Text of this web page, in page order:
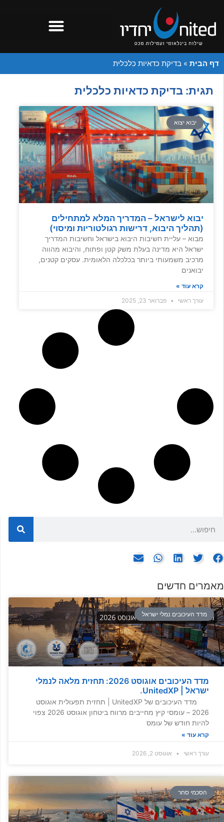
דף הבית » בדיקת כדאיות כלכלית
מאמרים חדשים
מדד העיכובים נמלי ישראל
מדד העיכובים אוגוסט 2026: תחזית מלאה לנמלי
ישראל | UnitedXP.
מדד העיכובים של UnitedXP | תחזית תפעולית אוגוסט
2026 – עומסי קיץ מחייבים מרווח ביטחון אוגוסט 2026 צפוי
להיות חודש של עומס
קרא עוד »
עורך ראשי אוגוסט 2, 2026
הסכמי סחר
תגית: בדיקת כדאיות כלכלית
יבוא יצוא
יבוא לישראל – המדריך המלא למתחילים
(תהליך היבוא, דרישות רגולטוריות ומיסוי)
מבוא – עליית חשיבות היבוא בישראל וחשיבות המדריך
ישראל היא מדינה בעלת משק קטן ופתוח, והיבוא מהווה
מרכיב משמעותי ביותר בכלכלה הלאומית. עסקים קטנים,
יבואנים
קרא עוד »
עורך ראשי
פברואר 23, 2025